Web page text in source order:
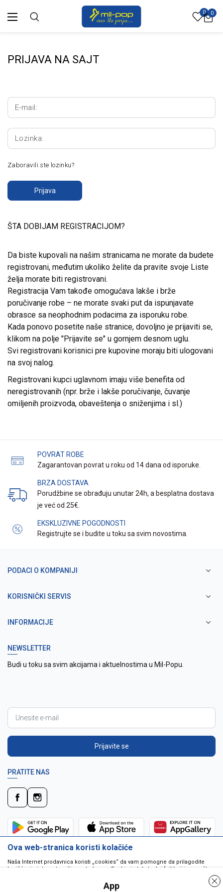
0 0
PRIJAVA NA SAJT
E-mail:
Lozinka:
Zaboravili ste lozinku?
Prijava
ŠTA DOBIJAM REGISTRACIJOM?
Da biste kupovali na našim stranicama ne morate da budete
registrovani, međutim ukoliko želite da pravite svoje Liste
želja morate biti registrovani.
Registracija Vam takođe omogućava lakše i brže
poručivanje robe – ne morate svaki put da ispunjavate
obrasce sa neophodnim podacima za isporuku robe.
Kada ponovo posetite naše stranice, dovoljno je prijaviti se,
klikom na polje "Prijavite se" u gornjem desnom uglu.
Svi registrovani korisnici pre kupovine moraju biti ulogovani
na svoj nalog.
Registrovani kupci uglavnom imaju više benefita od
neregistrovanih (npr. brže i lakše poručivanje, čuvanje
omiljenih proizvoda, obaveštenja o sniženjima i sl.)
POVRAT ROBE
Zagarantovan povrat u roku od 14 dana od isporuke.
BRZA DOSTAVA
Porudžbine se obrađuju unutar 24h, a besplatna dostava
je već od 25€.
EKSKLUZIVNE POGODNOSTI
Registrujte se i budite u toku sa svim novostima.
PODACI O KOMPANIJI
KORISNIČKI SERVIS
INFORMACIJE
NEWSLETTER
Budi u toku sa svim akcijama i aktuelnostima u Mil-Popu.
Prijavite se
PRATITE NAS
Ova web-stranica koristi kolačiće
Naša Internet prodavnica koristi „cookies“ da vam pomogne da prilagodite
korišćenje interneta vašim potrebama. Cookie je tekstualni fajl koji je smešten
da pokrenu program ili da isporuče virus vašem računaru. Cookie-i su
jedinstveno dodeljeni vama, i jedino mogu biti pročitani od strane web servera
App